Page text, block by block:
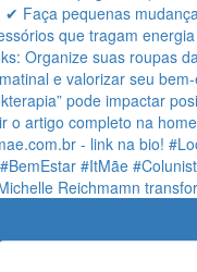
Reichmamn